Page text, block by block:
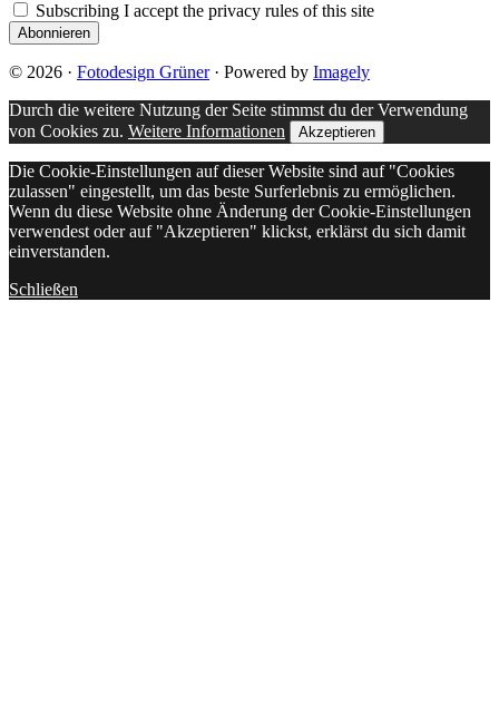
Subscribing I accept the privacy rules of this site
© 2026 · Fotodesign Grüner· Powered by Imagely
Durch die weitere Nutzung der Seite stimmst du der Verwendung
von Cookies zu. Weitere Informationen Akzeptieren
Die Cookie-Einstellungen auf dieser Website sind auf "Cookies
zulassen" eingestellt, um das beste Surferlebnis zu ermöglichen.
Wenn du diese Website ohne Änderung der Cookie-Einstellungen
verwendest oder auf "Akzeptieren" klickst, erklärst du sich damit
einverstanden.
Schließen